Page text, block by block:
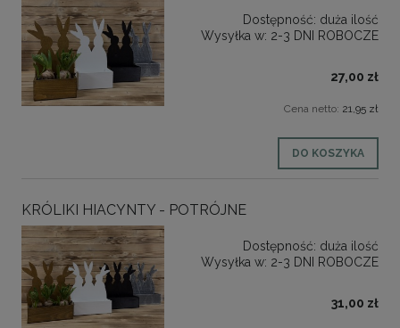
Dostępność: duża ilość
Wysyłka w: 2-3 DNI ROBOCZE
27,00 zł
Cena netto: 21,95 zł
DO KOSZYKA
KRÓLIKI HIACYNTY - POTRÓJNE
Dostępność: duża ilość
Wysyłka w: 2-3 DNI ROBOCZE
31,00 zł